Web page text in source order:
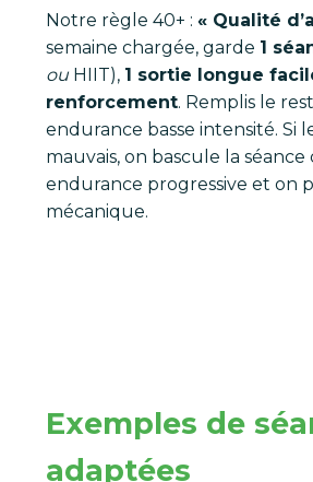
Notre règle 40+ :« Qualité
semaine chargée, garde 1
ou HIIT), 1 sortie longue
renforcement. Remplis le
endurance basse intensité. Si
mauvais, on bascule la séance
endurance progressive et on
mécanique.
Exemples de
adaptées